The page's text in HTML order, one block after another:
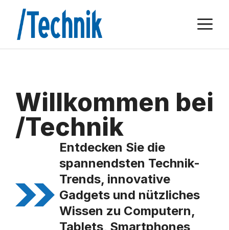
Inhalt
springen
Willkommen bei
/Technik
Entdecken Sie die
spannendsten Technik-
Trends, innovative
Gadgets und nützliches
Wissen zu Computern,
Tablets, Smartphones